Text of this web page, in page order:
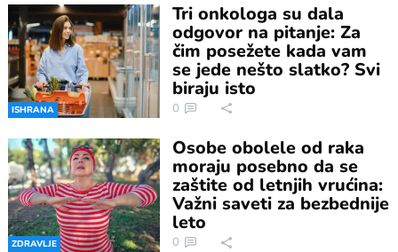
ISHRANA
Tri onkologa su dala
odgovor na pitanje: Za
čim posežete kada vam
se jede nešto slatko? Svi
biraju isto
0
ZDRAVLJE
Osobe obolele od raka
moraju posebno da se
zaštite od letnjih vrućina:
Važni saveti za bezbednije
leto
0